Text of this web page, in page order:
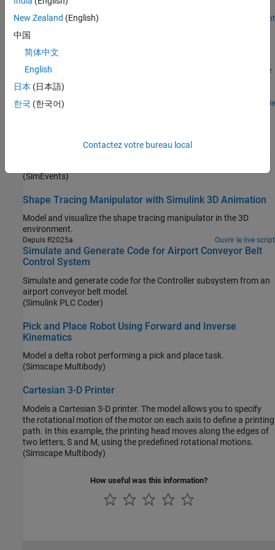
process with dead-time.
Ouvrir le live script
Two Degree-of-Freedom PID Control for Setpoint
Tracking
Regulate the speed of an electric motor using two degree-of-
freedom PID control with set-point weighting. This model uses the
PID Controller (2DOF) block. The model changes the setpoint
values between 60 and 30 rpm. To convert the units to rad/s for
use in the PID controller, the model uses a Signal Conversion block.
Ouvrir le modèle
Model a manufacturing plant. The plant consists of an assembly
line that processes jobs based on a pre-determined schedule. This
(SimEvents)
Shape Tracing Manipulator with Simulink 3D Animation
Model and visualize the shape tracing manipulator in the 3D
environment.
Depuis R2025a Ouvrir le live script
Simulate and Generate Code for Airport Conveyor Belt
Control System
Simulate and generate code for the Controller subsystem from an
airport conveyor belt model.
(Simulink PLC Coder)
Pick and Place Robot Using Forward and Inverse
Kinematics
Model a delta robot performing a pick and place task.
(Simscape Multibody)
Cartesian 3-D Printer
Models a Cartesian 3-D printer. The model allows you to specify
the rotational motion of the motor on each axis to define a printing
path. In this example, the printing head moves along the edges of
two letters, S and M, using the predefined rotational motions.
(Simscape Multibody)
How useful was this information?
New Zealand (English)
中国
简体中文
English
日本 (日本語)
한국 (한국어)
Contactez votre bureau local